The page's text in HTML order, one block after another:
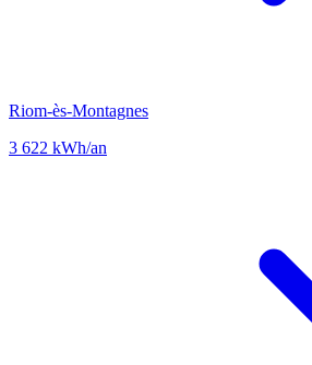
Riom-ès-Montagnes
3 622 kWh/an